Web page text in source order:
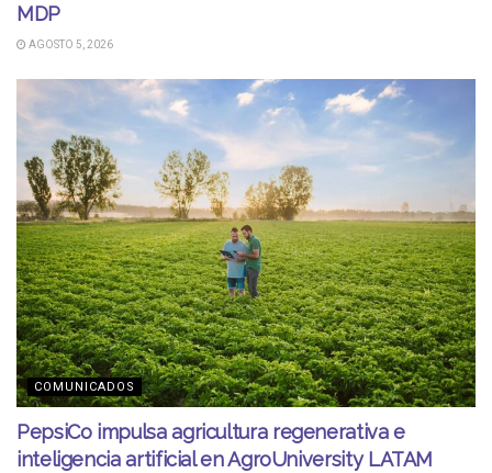
MDP
AGOSTO 5, 2026
COMUNICADOS
PepsiCo impulsa agricultura regenerativa e
inteligencia artificial en AgroUniversity LATAM